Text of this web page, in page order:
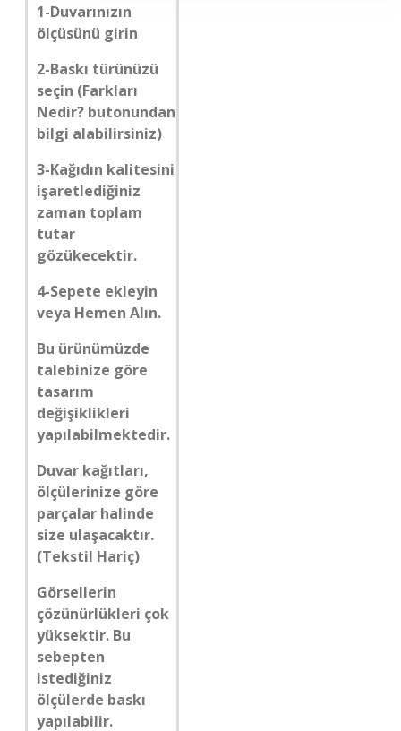
1-Duvarınızın
ölçüsünü girin
2-Baskı türünüzü
seçin (Farkları
Nedir? butonundan
bilgi alabilirsiniz)
3-Kağıdın kalitesini
işaretlediğiniz
zaman toplam
tutar
gözükecektir.
4-Sepete ekleyin
veya Hemen Alın.
Bu ürünümüzde
talebinize göre
tasarım
değişiklikleri
yapılabilmektedir.
Duvar kağıtları,
ölçülerinize göre
parçalar halinde
size ulaşacaktır.
(Tekstil Hariç)
Görsellerin
çözünürlükleri çok
yüksektir. Bu
sebepten
istediğiniz
ölçülerde baskı
yapılabilir.